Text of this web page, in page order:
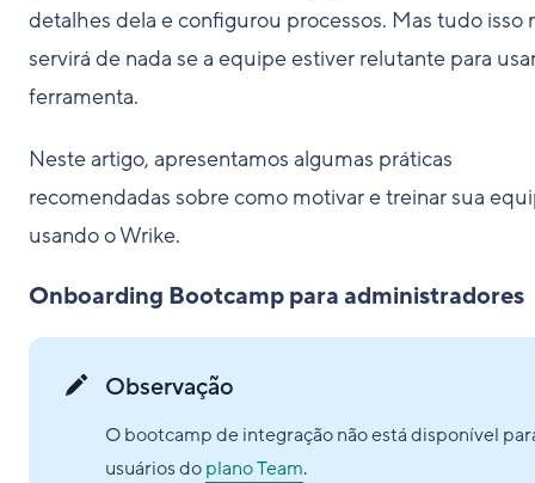
detalhes dela e configurou processos. Mas tudo isso
servirá de nada se a equipe estiver relutante para
ferramenta.
Neste artigo, apresentamos algumas práticas
recomendadas sobre como motivar e treinar sua
usando o Wrike.
Onboarding Bootcamp para administradores
Observação
O bootcamp de integração não está disponível
usuários doplano Team.